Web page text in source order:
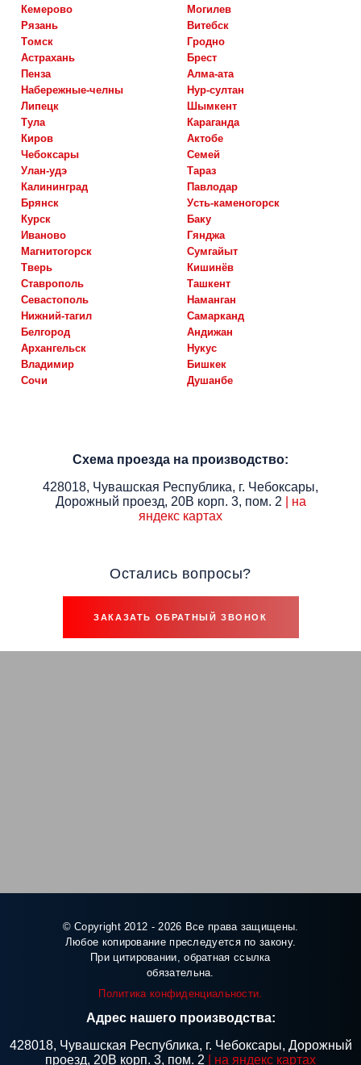
кемерово
рязань
томск
астрахань
пенза
набережные-челны
липецк
тула
киров
чебоксары
улан-удэ
калининград
брянск
курск
иваново
магнитогорск
тверь
ставрополь
севастополь
нижний-тагил
белгород
архангельск
владимир
сочи
могилев
витебск
гродно
брест
алма-ата
нур-султан
шымкент
караганда
актобе
семей
тараз
павлодар
усть-каменогорск
баку
гянджа
сумгайыт
кишинёв
ташкент
наманган
самарканд
андижан
нукус
бишкек
душанбе
Схема проезда на производство:
428018, Чувашская Республика, г. Чебоксары,
Дорожный проезд, 20В корп. 3, пом. 2
| на
яндекс картах
Остались вопросы?
ЗАКАЗАТЬ ОБРАТНЫЙ ЗВОНОК
© Copyright 2012 - 2026 Все права защищены.
Любое копирование преследуется по закону.
При цитировании, обратная ссылка
обязательна.
Политика конфиденциальности.
Адрес нашего производства:
428018, Чувашская Республика, г. Чебоксары, Дорожный
проезд, 20В корп. 3, пом. 2
| на яндекс картах